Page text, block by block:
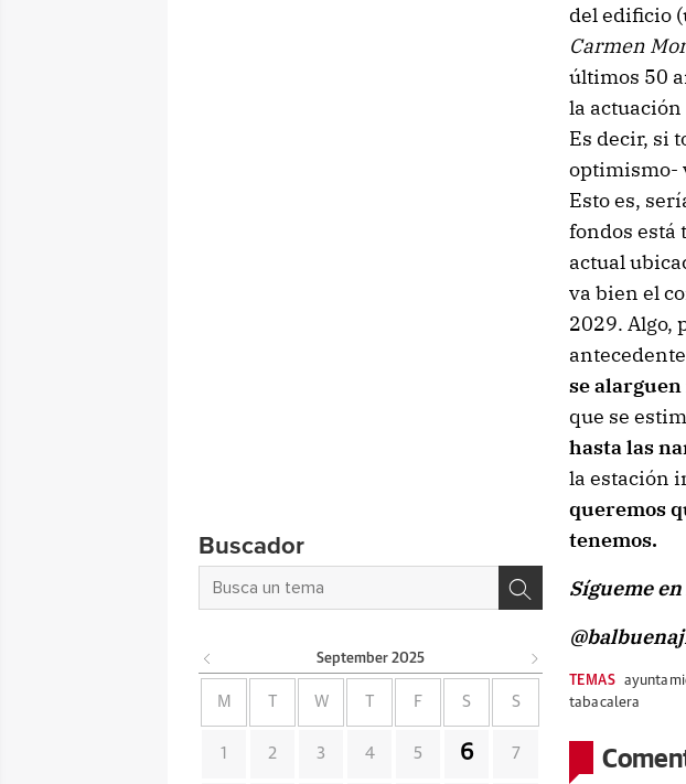
del edificio
Carmen
últimos 50
la
Es decir, si
optimismo-
Esto es,
fondos está
actual
va bien el
2029. Algo,
se alarguen
que se
hasta las
la estación
queremos
tenemos.
Sígueme en
TEMAS
tabacalera
Buscador
September 2025
M W F S S
1 2 3 4 5 6 7